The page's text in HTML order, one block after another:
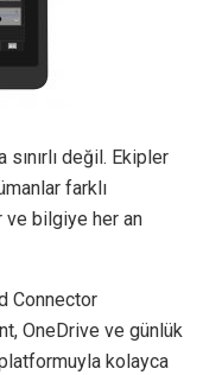
sınırlı değil. Ekipler
farklı
ve bilgiye her an
Connector
OneDrive ve günlük
kolayca